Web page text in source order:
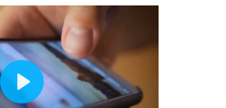
Play